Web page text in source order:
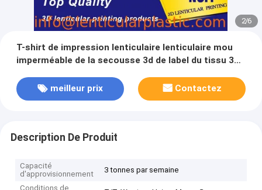
2/6
T-shirt de impression lenticulaire lenticulaire mou
imperméable de la secousse 3d de label du tissu 3D
meilleur prix
Contactez
Description De Produit
Capacité
d'approvisionnement
3 tonnes par semaine
Conditions de